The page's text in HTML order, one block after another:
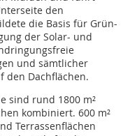
den
die Basis für Grün-
der Solar- und
und sämtlicher
den Dachflächen.
sind rund 1800 m²
kombiniert. 600 m²
Terrassenflächen